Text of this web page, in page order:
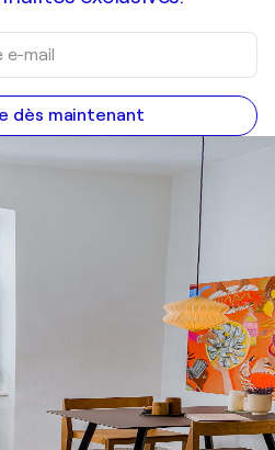
dès maintenant